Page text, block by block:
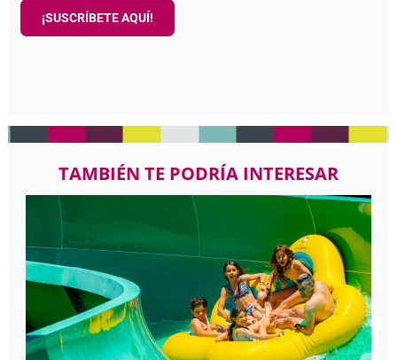
¡SUSCRÍBETE AQUÍ!
TAMBIÉN TE PODRÍA INTERESAR